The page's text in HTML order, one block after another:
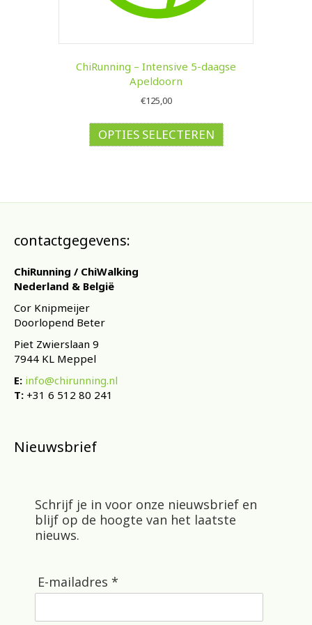
ChiRunning – Intensive 5-daagse
Apeldoorn
€125,00
OPTIES SELECTEREN
product
heeft
optie
contactgegevens:
ChiRunning / ChiWalking
Nederland & België
Cor Knipmeijer
Doorlopend Beter
Piet Zwierslaan 9
7944 KL Meppel
E: info@chirunning.nl
T: +31 6 512 80 241
Nieuwsbrief
Schrijf je in voor onze nieuwsbrief en
blijf op de hoogte van het laatste
nieuws.
E-mailadres *